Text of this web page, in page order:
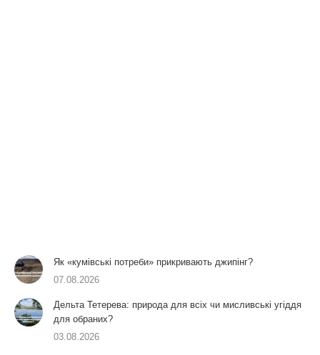
Як «кумівські потреби» прикривають джипінг?
07.08.2026
Дельта Тетерева: природа для всіх чи мисливські угіддя
для обраних?
03.08.2026